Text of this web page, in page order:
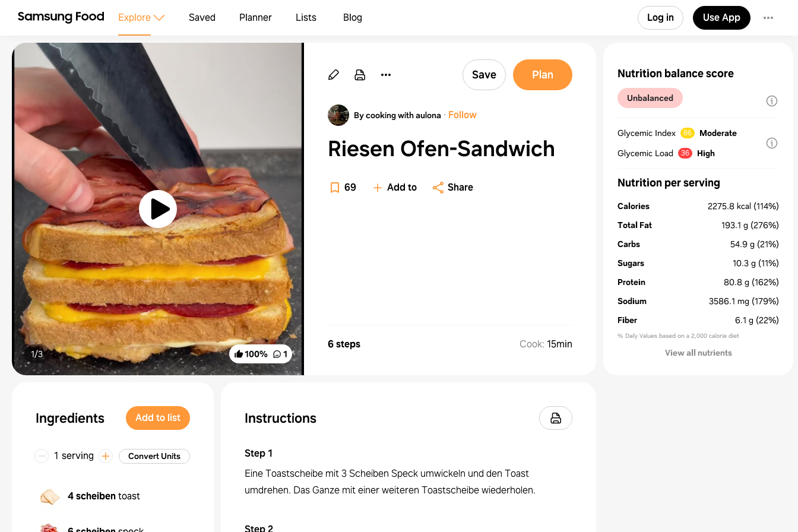
Explore Saved Planner Lists Blog Log in Use App
100% 1
1/3
Save Plan
By cooking with aulona · Follow
Riesen Ofen-Sandwich
69 Add to Share
6 steps Cook: 15min
Ingredients Add to list
1 serving Convert Units
4 scheibentoast
Instructions
Step1
Eine Toastscheibe mit 3 Scheiben Speck umwickeln und den Toast
umdrehen. Das Ganze mit einer weiteren Toastscheibe wiederholen.
Step2
Nutrition balance score
Unbalanced
Glycemic Index 66
Moderate
Glycemic Load
36 High
Nutrition per serving
Calories 2275.8 kcal (114%)
Total Fat
193.1 g (276%)
Carbs
54.9 g (21%)
Sugars
10.3 g (11%)
Protein
80.8 g (162%)
Sodium
3586.1 mg (179%)
Fiber
6.1 g (22%)
% Daily Values based on a 2,000 calorie diet
View all nutrients